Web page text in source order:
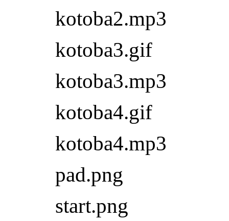
kotoba2.mp3
kotoba3.gif
kotoba3.mp3
kotoba4.gif
kotoba4.mp3
pad.png
start.png